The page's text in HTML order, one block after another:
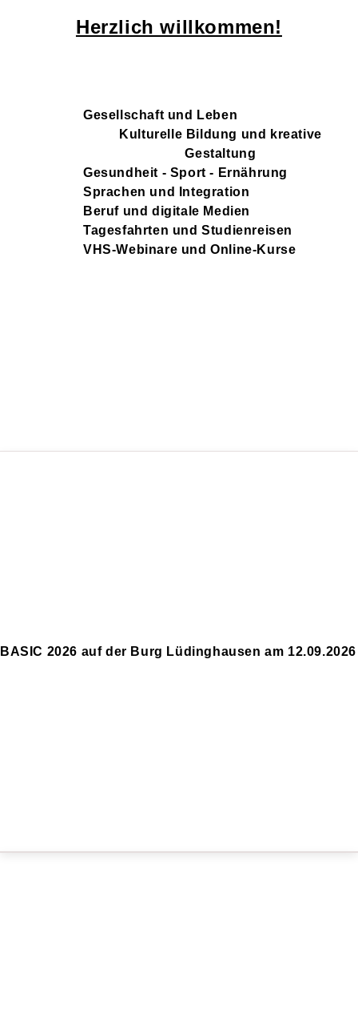
Herzlich willkommen!
Gesellschaft und Leben
Kulturelle Bildung und kreative
Gestaltung
Gesundheit - Sport - Ernährung
Sprachen und Integration
Beruf und digitale Medien
Tagesfahrten und Studienreisen
VHS-Webinare und Online-Kurse
BASIC 2026 auf der Burg Lüdinghausen am 12.09.2026